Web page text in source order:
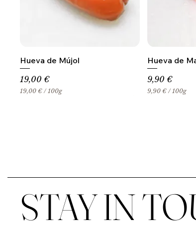
Hueva de Mújol
Precio
19,00 €
19,00 € / 100g
1
G
a
Hueva de
Precio
9,90 €
9,90 € / 100g
0
G
m
STAY IN